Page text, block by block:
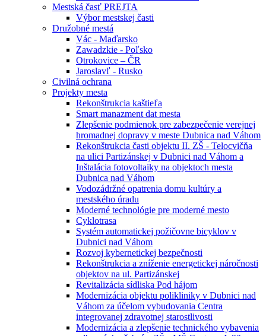
Mestská časť PREJTA
Výbor mestskej časti
Družobné mestá
Vác - Maďarsko
Zawadzkie - Poľsko
Otrokovice – ČR
Jaroslavľ - Rusko
Civilná ochrana
Projekty mesta
Rekonštrukcia kaštieľa
Smart manazment dat mesta
Zlepšenie podmienok pre zabezpečenie verejnej
hromadnej dopravy v meste Dubnica nad Váhom
Rekonštrukcia časti objektu II. ZŠ - Telocvičňa
na ulici Partizánskej v Dubnici nad Váhom a
Inštalácia fotovoltaiky na objektoch mesta
Dubnica nad Váhom
Vodozádržné opatrenia domu kultúry a
mestského úradu
Moderné technológie pre moderné mesto
Cyklotrasa
Systém automatickej požičovne bicyklov v
Dubnici nad Váhom
Rozvoj kybernetickej bezpečnosti
Rekonštrukcia a zníženie energetickej náročnosti
objektov na ul. Partizánskej
Revitalizácia sídliska Pod hájom
Modernizácia objektu polikliniky v Dubnici nad
Váhom za účelom vybudovania Centra
integrovanej zdravotnej starostlivosti
Modernizácia a zlepšenie technického vybavenia